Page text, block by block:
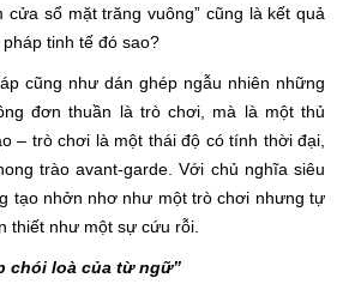
cửa sổ mặt trăng vuông” cũng là kết quả
tinh tế đó sao?
cũng như dán ghép ngẫu nhiên những
đơn thuần là trò chơi, mà là một thủ
– trò chơi là một thái độ có tính thời đại,
trào avant-garde. Với chủ nghĩa siêu
tạo nhởn nhơ như một trò chơi nhưng tự
thiết như một sự cứu rỗi.
chói loà của từ ngữ”